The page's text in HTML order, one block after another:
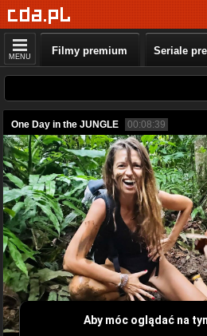
MENU Filmy premium Seriale
One Day in the JUNGLE 00:08:39
Aby móc oglądać na